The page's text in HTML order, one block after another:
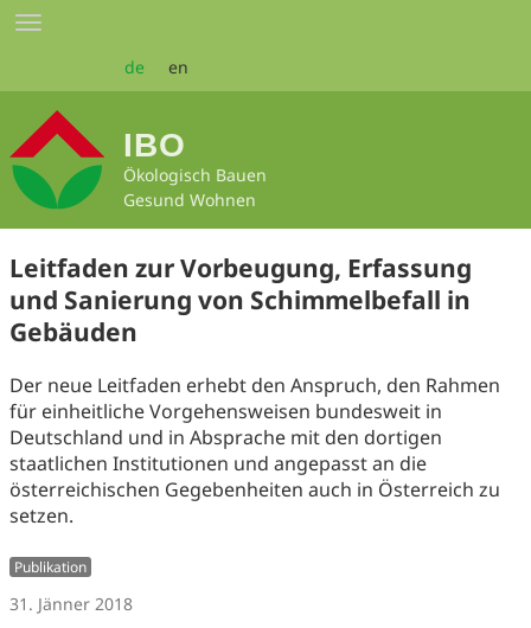
Zum
Seiteninhalt
Toggle
de en
IBO
Ökologisch Bauen
Gesund Wohnen
Leitfaden zur Vorbeugung, Erfassung
und Sanierung von Schimmelbefall in
Gebäuden
Der neue Leitfaden erhebt den Anspruch, den Rahmen
für einheitliche Vorgehensweisen bundesweit in
Deutschland und in Absprache mit den dortigen
staatlichen Institutionen und angepasst an die
österreichischen Gegebenheiten auch in Österreich zu
setzen.
Publikation
31. Jänner 2018